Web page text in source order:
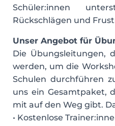
Schüler:innen
Rückschlägen und
Unser Angebot für
Die Übungsleitungen,
werden, um die
Schulen durchführen
uns ein Gesamtpaket,
mit auf den Weg gibt.
• Kostenlose